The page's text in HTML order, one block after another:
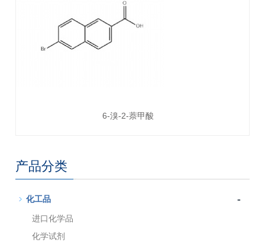
6-溴-2-萘甲酸
产品分类
化工品 -
进口化学品
化学试剂